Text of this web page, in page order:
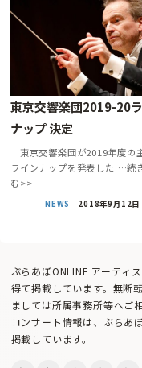
東京交響楽団2019-20
ナップ 決定
東京交響楽団が2019年度の
ラインナップを発表した …続
む>>
NEWS 2018年9月12日
ぶらあぼONLINE アーティ
得て掲載しています。無断
ましては所属事務所等へご
コンサート情報は、ぶらあ
掲載しています。